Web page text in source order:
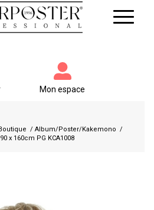
Mon espace
/ Album/Poster/Kakemono /
x 160cm PG KCA1008